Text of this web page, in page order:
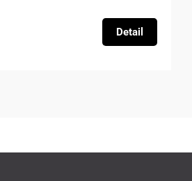
Detail